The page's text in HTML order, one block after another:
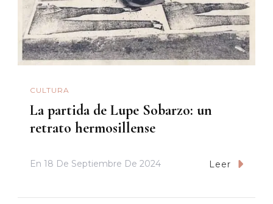
CULTURA
La partida de Lupe Sobarzo: un
retrato hermosillense
En 18 De Septiembre De 2024 Leer